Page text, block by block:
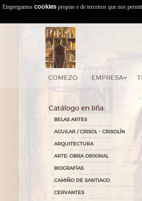
COMEZO EMPRESA
Catálogo en liña:
BELAS ARTES
AGUILAR / CRISOL - CRISOLÍN
ARQUITECTURA
ARTE: OBRA ORIXINAL
BIOGRAFÍAS
CAMIÑO DE SANTIAGO
CERVANTES
::
Empregamos cookies propias e de terceiros que nos